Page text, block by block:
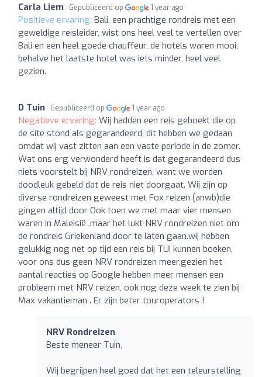
Carla Liem Gepubliceerd op 1 year ago
Positieve ervaring: Bali, een prachtige rondreis met een
geweldige reisleider, wist ons heel veel te vertellen over
Bali en een heel goede chauffeur, de hotels waren mooi,
behalve het laatste hotel was iets minder, heel veel
gezien.
D Tuin Gepubliceerd op 1 year ago
Negatieve ervaring: Wij hadden een reis geboekt die op
de site stond als gegarandeerd, dit hebben we gedaan
omdat wij vast zitten aan een vaste periode in de zomer.
Wat ons erg verwonderd heeft is dat gegarandeerd dus
niets voorstelt bij NRV rondreizen, want we worden
doodleuk gebeld dat de reis niet doorgaat. Wij zijn op
diverse rondreizen geweest met Fox reizen (anwb)die
gingen altijd door Ook toen we met maar vier mensen
waren in Maleisië .maar het lukt NRV rondreizen niet om
de rondreis Griekenland door te laten gaan.wij hebben
gelukkig nog net op tijd een reis bij TUI kunnen boeken,
voor ons dus geen NRV rondreizen meer,gezien het
aantal reacties op Google hebben meer mensen een
probleem met NRV reizen, ook nog deze week te zien bij
Max vakantieman . Er zijn beter touroperators !
NRV Rondreizen
Beste meneer Tuin,
Wij begrijpen heel goed dat het een teleurstelling